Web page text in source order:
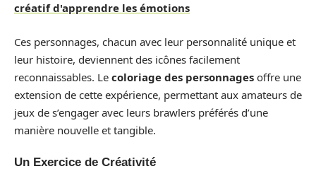
créatif d'apprendre les émotions
Ces personnages, chacun avec leur personnalité unique et
leur histoire, deviennent des icônes facilement
reconnaissables. Le coloriage des personnages offre une
extension de cette expérience, permettant aux amateurs de
jeux de s’engager avec leurs brawlers préférés d’une
manière nouvelle et tangible.
Un Exercice de Créativité